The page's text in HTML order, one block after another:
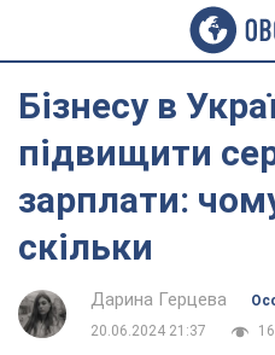
Бізнесу в
підвищити
зарплати:
скільки
Дарина Герцева
20.06.2024 21:37